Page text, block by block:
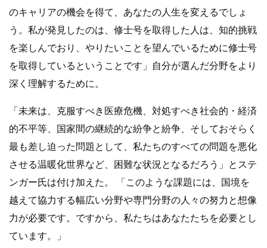
のキャリアの機会を得て、あなたの人生を変えるでしょ
う。私が発見したのは、修士号を取得した人は、知的挑戦
を楽しんでおり、やりたいことを望んでいるために修士号
を取得しているということです」自分が選んだ分野をより
深く理解するために。
「未来は、克服すべき医療危機、対処すべき社会的・経済
的不平等、国家間の継続的な紛争と紛争、そしておそらく
最も差し迫った問題として、私たちのすべての問題を悪化
させる温暖化世界など、困難な状況となるだろう」とステ
ンガー氏は付け加えた。 「このような課題には、国境を
越えて協力する幅広い分野や専門分野の人々の努力と想像
力が必要です。ですから、私たちはあなたたちを必要とし
ています。」